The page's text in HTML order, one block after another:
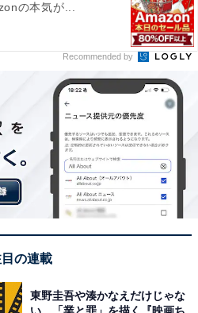
on Instagram
の本気が...
Recommended by
の連載
東野圭吾や湊かなえだけじゃな